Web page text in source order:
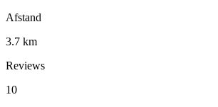
Afstand
3.7 km
Reviews
10